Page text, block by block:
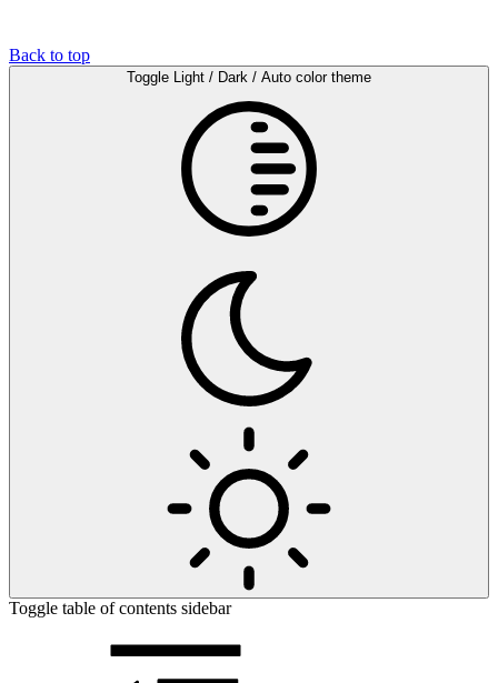
Back to top
Toggle Light / Dark / Auto color theme
Toggle table of contents sidebar